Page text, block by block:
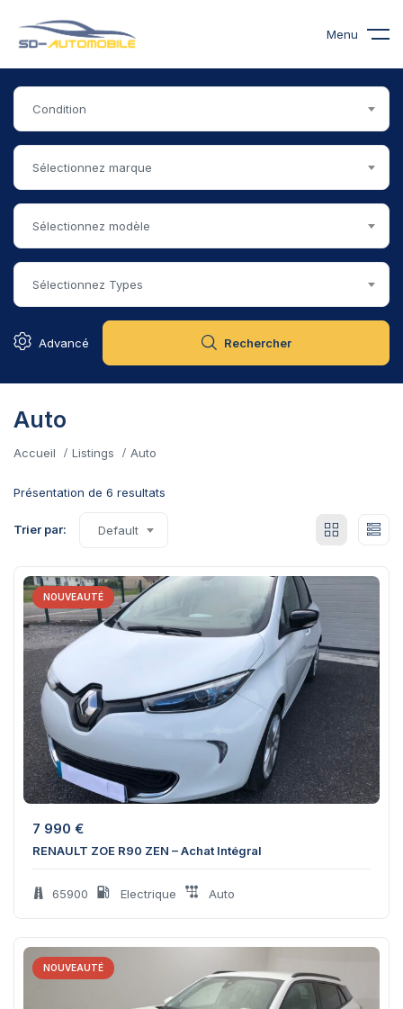
Menu
Condition
Sélectionnez marque
Sélectionnez modèle
Sélectionnez Types
Advancé Rechercher
Auto
Accueil Listings Auto
Présentation de 6 resultats
Trier par: Default
NOUVEAUTÉ
7 990 €
RENAULT ZOE R90 ZEN – Achat Intégral
65900 Electrique Auto
NOUVEAUTÉ